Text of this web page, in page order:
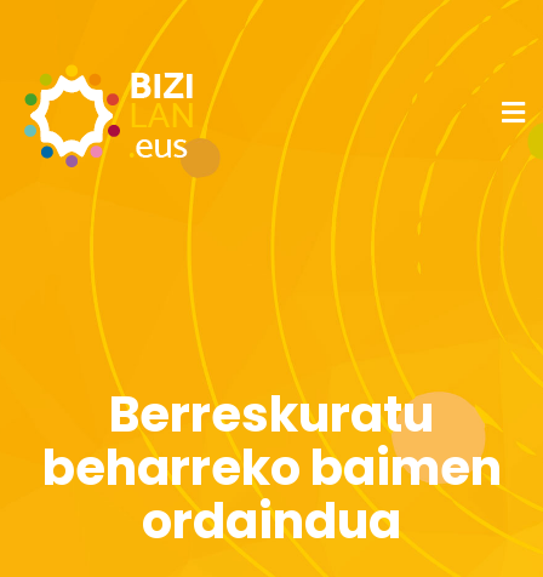
Berreskuratu
beharreko baimen
ordaindua